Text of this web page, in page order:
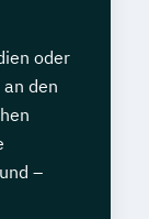
oder
den
–